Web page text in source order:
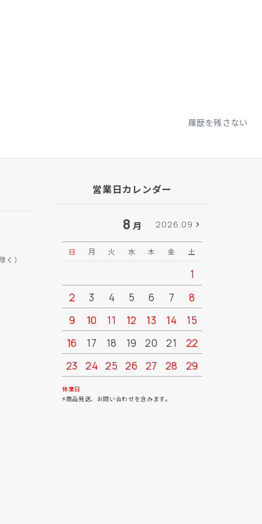
履歴を残さない
く）
営業日カレンダー
8 月 2026.09
日 月 火 水 木 金 土
1
2
3 4 5 6 7
8
9
10 11 12 13 14
15
16
17 18 19 20 21
22
23
24 25 26 27 28
29
30
休業日
※商品発送、お問い合わせを含みます。